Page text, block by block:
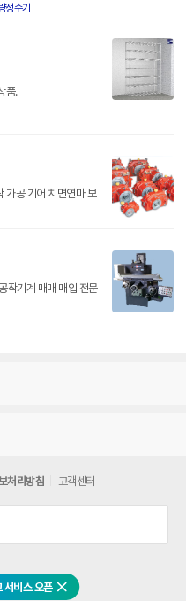
서비스 오픈 닫기
정수기
품.
작기계 매매 매입 전문
처리방침 고객센터